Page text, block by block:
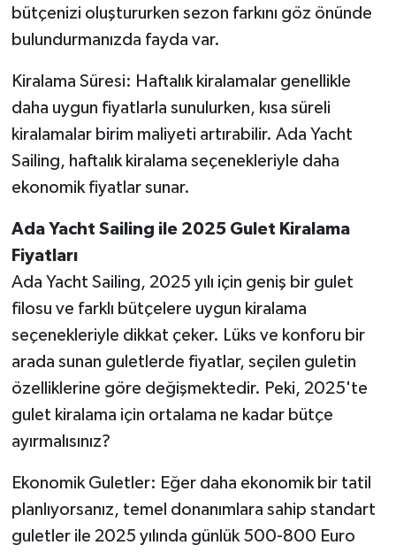
bütçenizi oluştururken sezon farkını göz önünde
bulundurmanızda fayda var.
Kiralama Süresi: Haftalık kiralamalar genellikle
daha uygun fiyatlarla sunulurken, kısa süreli
kiralamalar birim maliyeti artırabilir. Ada Yacht
Sailing, haftalık kiralama seçenekleriyle daha
ekonomik fiyatlar sunar.
Ada Yacht Sailing ile 2025 Gulet Kiralama
Fiyatları
Ada Yacht Sailing, 2025 yılı için geniş bir gulet
filosu ve farklı bütçelere uygun kiralama
seçenekleriyle dikkat çeker. Lüks ve konforu bir
arada sunan guletlerde fiyatlar, seçilen guletin
özelliklerine göre değişmektedir. Peki, 2025'te
gulet kiralama için ortalama ne kadar bütçe
ayırmalısınız?
Ekonomik Guletler: Eğer daha ekonomik bir tatil
planlıyorsanız, temel donanımlara sahip standart
guletler ile 2025 yılında günlük 500-800 Euro
Genel
Politika
YEREL
BÖLGEDEN
ASAYİŞ
SEÇİM 2015
BİLİM VE TEKNOLOJİ
YARIŞMALAR
TANITIM
HABERDE İNSAN